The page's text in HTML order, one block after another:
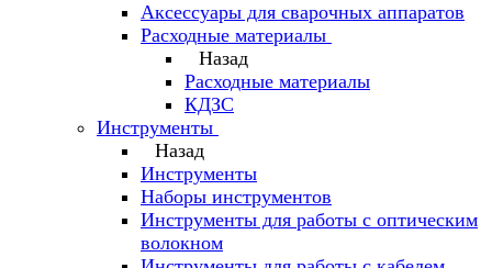
Аксессуары для сварочных аппаратов
Расходные материалы
Назад
Расходные материалы
КДЗС
Инструменты
Назад
Инструменты
Наборы инструментов
Инструменты для работы с оптическим
волокном